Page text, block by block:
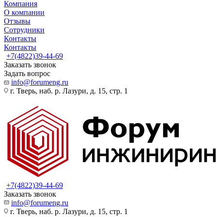
Компания
О компании
Отзывы
Сотрудники
Контакты
Контакты
+7(4822)39-44-69
Заказать звонок
Задать вопрос
info@forumeng.ru
г. Тверь, наб. р. Лазури, д. 15, стр. 1
+7(4822)39-44-69
Заказать звонок
info@forumeng.ru
г. Тверь, наб. р. Лазури, д. 15, стр. 1